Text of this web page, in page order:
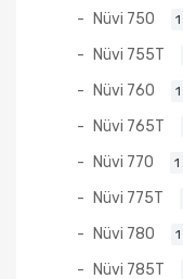
Nüvi 750 1
Nüvi 755T
Nüvi 760 1
Nüvi 765T
Nüvi 770 1
Nüvi 775T
Nüvi 780 1
Nüvi 785T